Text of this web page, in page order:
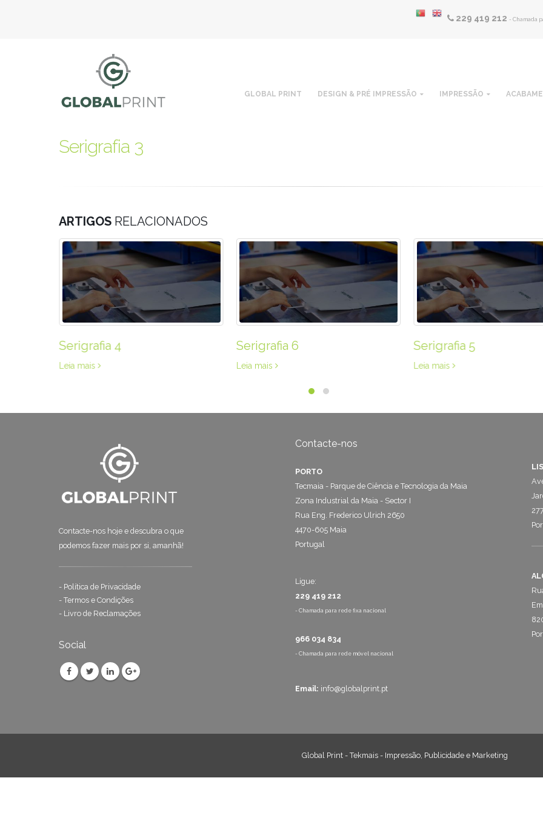
229 419 212 - Chamada
GLOBAL PRINT DESIGN & PRÉ IMPRESSÃO IMPRESSÃO
Serigrafia 3
ARTIGOS RELACIONADOS
Serigrafia 6
Leia mais
Serigrafia 5
Leia mais
Serigrafia 2
Leia mais
Contacte-nos hoje e descubra o que
podemos fazer mais por si, amanhã!
- Política de Privacidade
- Termos e Condições
- Livro de Reclamações
Social
Contacte-nos
PORTO
Tecmaia - Parque de Ciência e Tecnologia da Maia
Zona Industrial da Maia - Sector I
Rua Eng. Frederico Ulrich 2650
4470-605 Maia
Portugal
Ligue:
229 419 212
- Chamada para rede fixa nacional
966 034 834
- Chamada para rede móvel nacional
Email: info@globalprint.pt
Global Print - Tekmais - Impressão, Publicidade e Marketing